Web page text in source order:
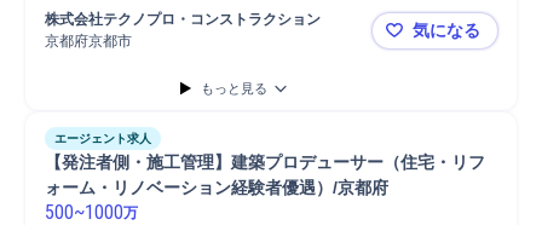
株式会社テクノプロ・コンストラクション
京都府京都市
施工管理職
気になる
もっと見る
エージェント求人
【発注者側・施工管理】建築プロデューサー（住宅・リフ
ォーム・リノベーション経験者優遇）/京都府
500~1000万